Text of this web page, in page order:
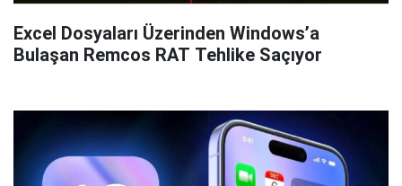
Excel Dosyaları Üzerinden Windows’a
Bulaşan Remcos RAT Tehlike Saçıyor